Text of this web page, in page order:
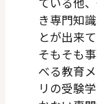
き専門知
とが出来て
そもそも
べる教育
リの受験